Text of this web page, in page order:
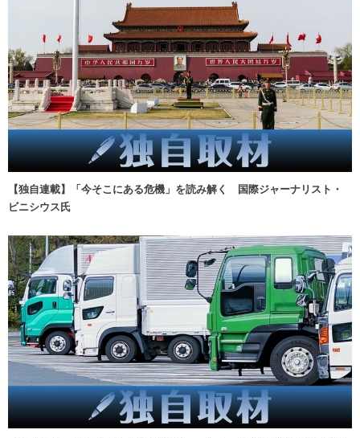
【独自連載】「今そこにある危機」を読み解く 国際ジャーナリスト・
ビニシウス氏